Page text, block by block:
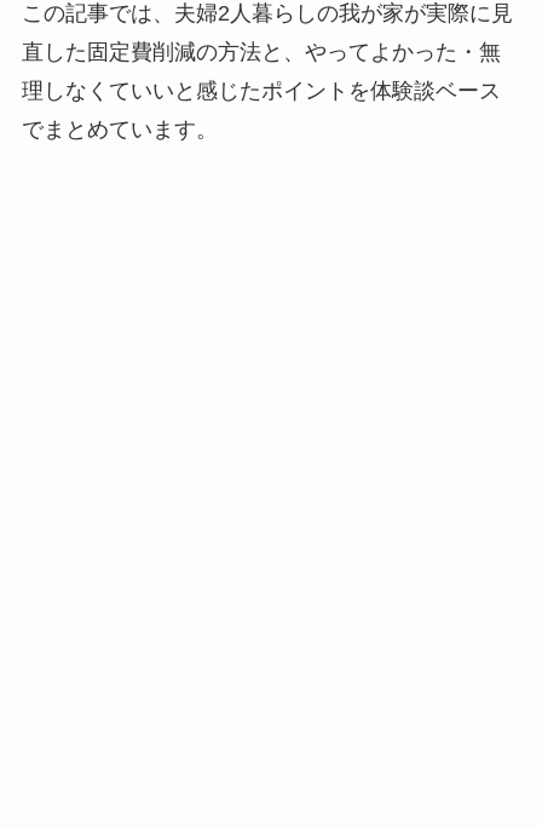
この記事では、夫婦2人暮らしの我が家が実際に見
直した固定費削減の方法と、やってよかった・無
理しなくていいと感じたポイントを体験談ベース
でまとめています。